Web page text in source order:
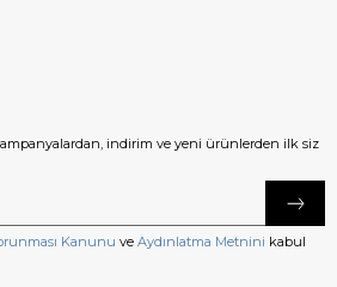
indirim ve yeni ürünlerden ilk siz
Kanunu ve Aydınlatma Metnini kabul